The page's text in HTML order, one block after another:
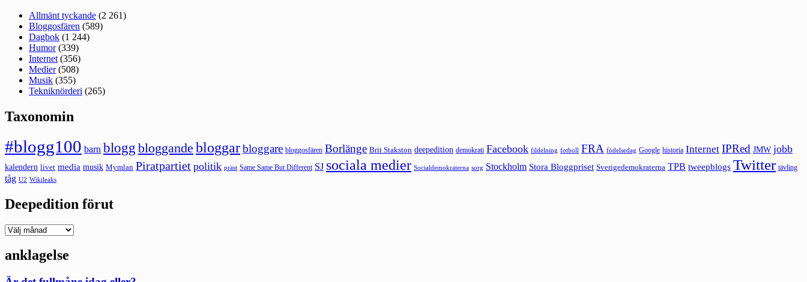
Allmänt tyckande (2 261)
Bloggosfären (589)
Dagbok (1 244)
Humor(339)
Internet (356)
Medier(508)
Musik (355)
Tekniknörderi (265)
Taxonomin
#blogg100 barn blogg bloggande bloggarbloggare bloggosfären Borlänge Brit Stakston deepedition demokrati Facebook fildelning fotboll FRA födelsedag Google historia Internet IPRed JMW jobb
kalendern livet media musik Mymlan Piratpartiet politik präst Same Same But Different SJ sociala medier Socialdemokraterna sorg Stockholm Stora Bloggpriset Sverigedemokraterna TPB tweepblogs Twitter tävling
tåg U2 Wikileaks
Deepedition förut
Deepedition
anklagelse